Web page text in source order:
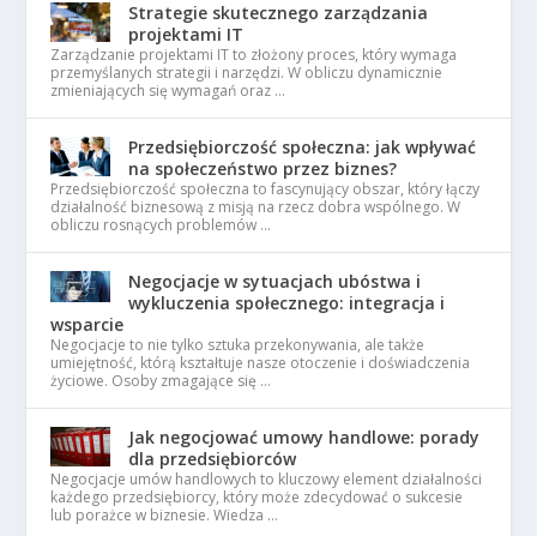
Strategie skutecznego zarządzania
projektami IT
Zarządzanie projektami IT to złożony proces, który wymaga
przemyślanych strategii i narzędzi. W obliczu dynamicznie
zmieniających się wymagań oraz …
Przedsiębiorczość społeczna: jak wpływać
na społeczeństwo przez biznes?
Przedsiębiorczość społeczna to fascynujący obszar, który łączy
działalność biznesową z misją na rzecz dobra wspólnego. W
obliczu rosnących problemów …
Negocjacje w sytuacjach ubóstwa i
wykluczenia społecznego: integracja i
wsparcie
Negocjacje to nie tylko sztuka przekonywania, ale także
umiejętność, którą kształtuje nasze otoczenie i doświadczenia
życiowe. Osoby zmagające się …
Jak negocjować umowy handlowe: porady
dla przedsiębiorców
Negocjacje umów handlowych to kluczowy element działalności
każdego przedsiębiorcy, który może zdecydować o sukcesie
lub porażce w biznesie. Wiedza …